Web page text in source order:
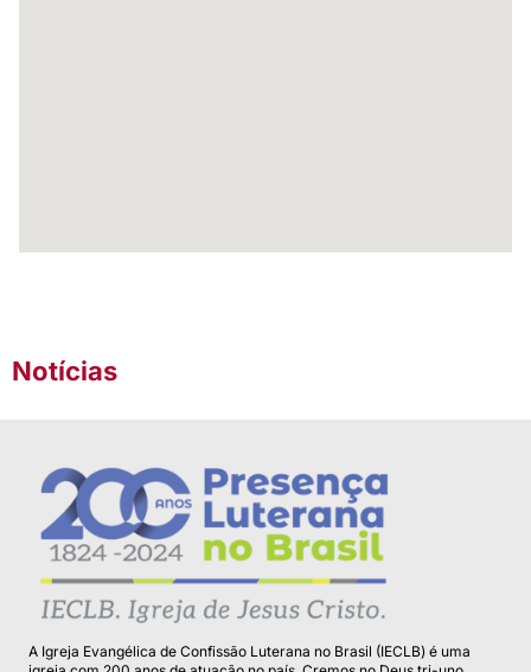
Notícias
A Igreja Evangélica de Confissão Luterana no Brasil (IECLB) é uma